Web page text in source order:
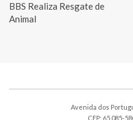
BBS Realiza Resgate de
Animal
Avenida dos
CEP: 65.085-